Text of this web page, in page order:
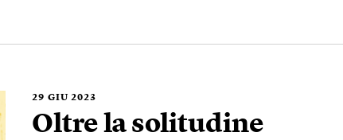
29 GIU 2023
Oltre la solitudine